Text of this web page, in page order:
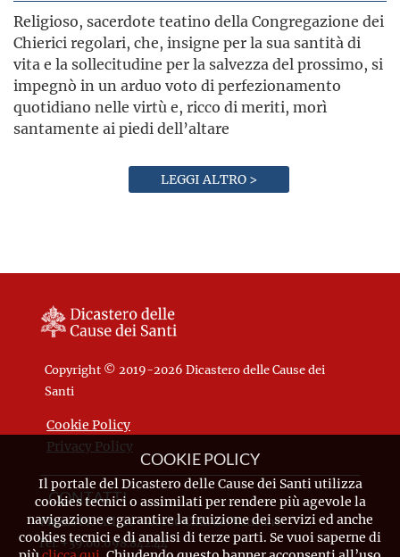
Religioso, sacerdote teatino della Congregazione dei
Chierici regolari, che, insigne per la sua santità di
vita e la sollecitudine per la salvezza del prossimo, si
impegnò in un arduo voto di perfezionamento
quotidiano nelle virtù e, ricco di meriti, morì
santamente ai piedi dell’altare
LEGGI ALTRO >
Copyright © 2019-2026 Dicastero delle Cause dei
Santi
Cookie Policy
Privacy Policy
CONTATTI
Piazza Pio XII, 10 - 00120 Città del Vaticano
Tel. +39.06.698.842.44
COOKIE POLICY
Il portale del Dicastero delle Cause dei Santi utilizza
cookies tecnici o assimilati per rendere più agevole la
navigazione e garantire la fruizione dei servizi ed anche
cookies tecnici e di analisi di terze parti. Se vuoi saperne di